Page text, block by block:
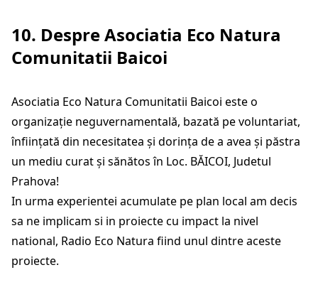
10. Despre Asociatia Eco Natura
Comunitatii Baicoi
Asociatia Eco Natura Comunitatii Baicoi este o
organizație neguvernamentală, bazată pe voluntariat,
înfiinţată din necesitatea şi dorinţa de a avea şi păstra
un mediu curat şi sănătos în Loc. BĂICOI, Judetul
Prahova!
In urma experientei acumulate pe plan local am decis
sa ne implicam si in proiecte cu impact la nivel
national, Radio Eco Natura fiind unul dintre aceste
proiecte.